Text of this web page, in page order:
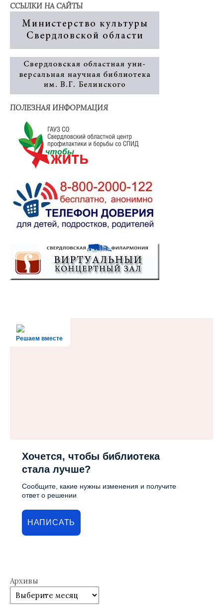
ССЫЛКИ НА САЙТЫ
ПОЛЕЗНАЯ ИНФОРМАЦИЯ
Решаем вместе
Хочется, чтобы библиотека
стала лучше?
Сообщите, какие нужны изменения и получите
ответ о решении
НАПИСАТЬ
Архивы